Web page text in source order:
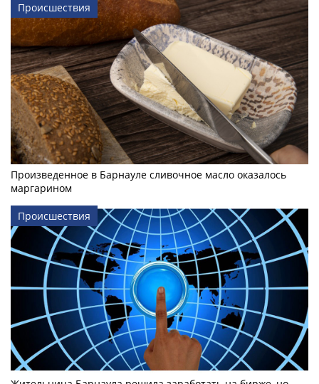
Происшествия
Произведенное в Барнауле сливочное масло оказалось
маргарином
Происшествия